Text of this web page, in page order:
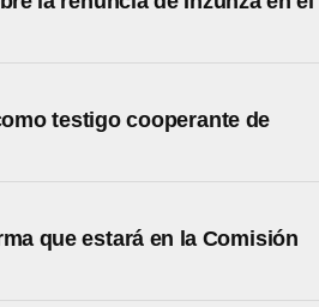
testigo cooperante de
que estará en la Comisión